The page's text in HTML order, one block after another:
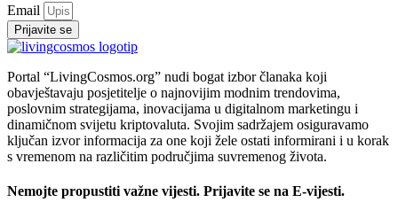
Email
Prijavite se
Portal “LivingCosmos.org” nudi bogat izbor članaka koji
obavještavaju posjetitelje o najnovijim modnim trendovima,
poslovnim strategijama, inovacijama u digitalnom marketingu i
dinamičnom svijetu kriptovaluta. Svojim sadržajem osiguravamo
ključan izvor informacija za one koji žele ostati informirani i u korak
s vremenom na različitim područjima suvremenog života.
Nemojte propustiti važne vijesti. Prijavite se na E-vijesti.